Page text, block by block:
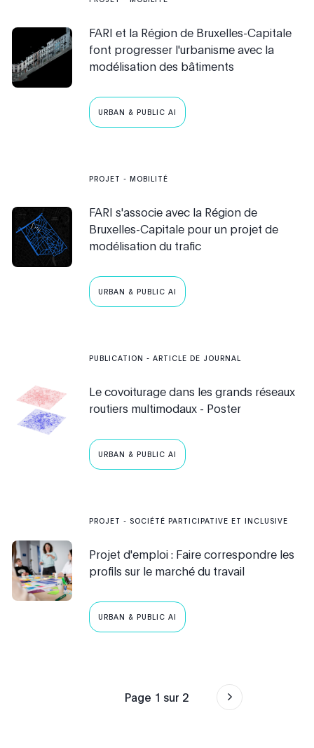
FARI et la Région de Bruxelles-Capitale
font progresser l'urbanisme avec la
modélisation des bâtiments
URBAN & PUBLIC AI
PROJET -MOBILITÉ
FARI s'associe avec la Région de
Bruxelles-Capitale pour un projet de
modélisation du trafic
URBAN & PUBLIC AI
PUBLICATION - ARTICLE DE JOURNAL
Le covoiturage dans les grands réseaux
routiers multimodaux - Poster
URBAN & PUBLIC AI
PROJET - SOCIÉTÉ PARTICIPATIVE ET INCLUSIVE
Projet d'emploi : Faire correspondre les
profils sur le marché du travail
URBAN & PUBLIC AI
Page 1 sur 2